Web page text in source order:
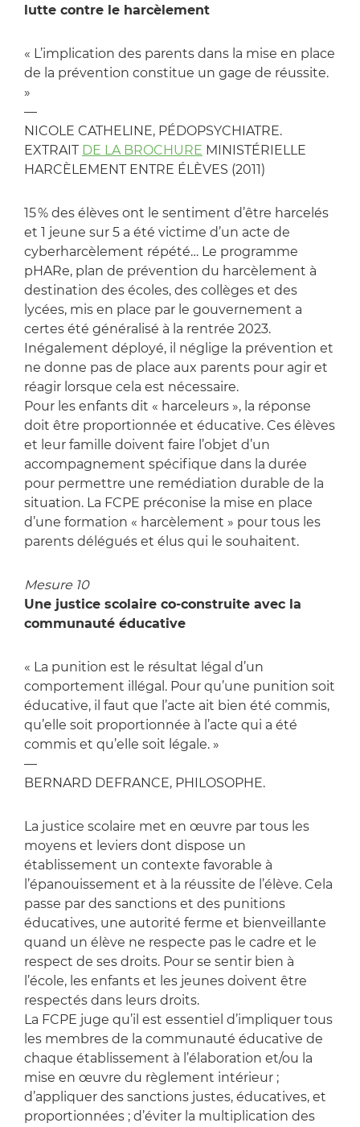
lutte contre le harcèlement
« L’implication des parents dans la mise en place
de la prévention constitue un gage de réussite.
»
—
NICOLE CATHELINE, PÉDOPSYCHIATRE.
EXTRAIT DE LA BROCHURE MINISTÉRIELLE
HARCÈLEMENT ENTRE ÉLÈVES (2011)
15 % des élèves ont le sentiment d’être harcelés
et 1 jeune sur 5 a été victime d’un acte de
cyberharcèlement répété… Le programme
pHARe, plan de prévention du harcèlement à
destination des écoles, des collèges et des
lycées, mis en place par le gouvernement a
certes été généralisé à la rentrée 2023.
Inégalement déployé, il néglige la prévention et
ne donne pas de place aux parents pour agir et
réagir lorsque cela est nécessaire.
Pour les enfants dit « harceleurs », la réponse
doit être proportionnée et éducative. Ces élèves
et leur famille doivent faire l’objet d’un
accompagnement spécifique dans la durée
pour permettre une remédiation durable de la
situation. La FCPE préconise la mise en place
d’une formation « harcèlement » pour tous les
parents délégués et élus qui le souhaitent.
Mesure 10
Une justice scolaire co-construite avec la
communauté éducative
« La punition est le résultat légal d’un
comportement illégal. Pour qu’une punition soit
éducative, il faut que l’acte ait bien été commis,
qu’elle soit proportionnée à l’acte qui a été
commis et qu’elle soit légale. »
—
BERNARD DEFRANCE, PHILOSOPHE.
La justice scolaire met en œuvre par tous les
moyens et leviers dont dispose un
établissement un contexte favorable à
l’épanouissement et à la réussite de l’élève. Cela
passe par des sanctions et des punitions
éducatives, une autorité ferme et bienveillante
quand un élève ne respecte pas le cadre et le
respect de ses droits. Pour se sentir bien à
l’école, les enfants et les jeunes doivent être
respectés dans leurs droits.
La FCPE juge qu’il est essentiel d’impliquer tous
les membres de la communauté éducative de
chaque établissement à l’élaboration et/ou la
mise en œuvre du règlement intérieur ;
d’appliquer des sanctions justes, éducatives, et
proportionnées ; d’éviter la multiplication des